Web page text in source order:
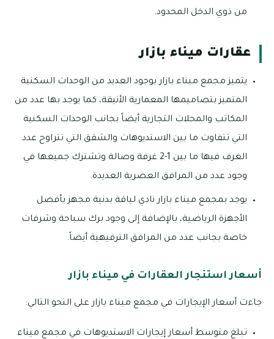
من ذوي الدخل المحدود.
عقارات ميناء بازار
يتميز مجمع ميناء بازار بوجود العديد من الوحدات السكنية
المتميز بتصاميمها المعمارية الأنيقة، كما يوجد بها عدد من
المكاتب والمحلات التجارية أيضاً بجانب الوحدات السكنية
التي تتفاوت ما بين الاستديوهات والشقق التي تتراوح عدد
الغرف فيها ما بين 1-2 غرفة وصالة وتشترك جميعها في
وجود عدد من المرافق العصرية العديدة.
يوجد بمجمع ميناء بازار نادي لياقة بدنية مجهز بأفضل
الأجهزة الرياضية، بالإضافة إلى وجود برك سباحة وشرفات
خاصة بجانب عدد من المرافق الترفيهية أيضاً.
أسعار استئجار العقارات في ميناء بازار
جاءت أسعار الإيجارات في مجمع ميناء بازار على النحو التالي:
تبلغ متوسط أسعار إيجارات الاستديوهات في مجمع ميناء